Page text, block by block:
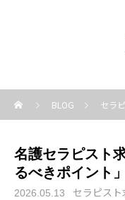
BLOG セラ
名護セラピスト
るべきポイント」
2026.05.13 セラピスト